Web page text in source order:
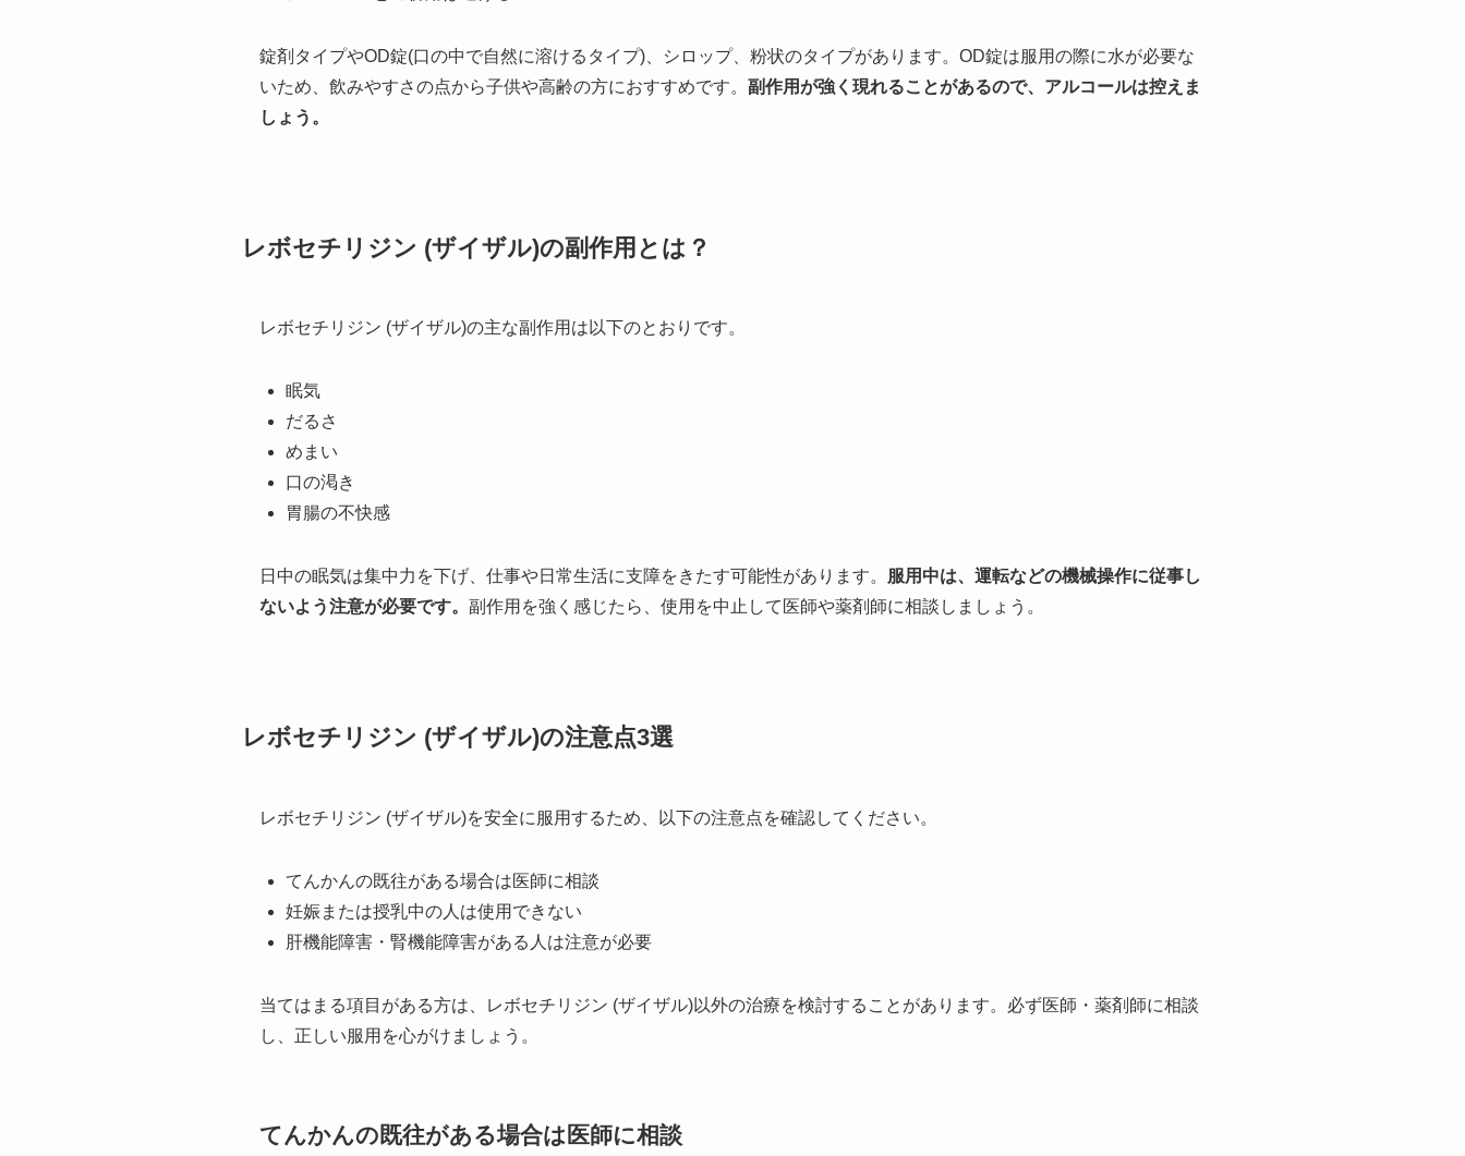
錠剤タイプやOD錠(口の中で自然に溶けるタイプ)、シロップ、粉状のタイプがあります。OD錠は服用の際に水が必要な
いため、飲みやすさの点から子供や高齢の方におすすめです。 副作用が強く現れることがあるので、アルコールは控えま
しょう。
レボセチリジン (ザイザル)の副作用とは？
レボセチリジン (ザイザル)の主な副作用は以下のとおりです。
眠気
だるさ
めまい
口の渇き
胃腸の不快感
日中の眠気は集中力を下げ、仕事や日常生活に支障をきたす可能性があります。 服用中は、運転などの機械操作に従事し
ないよう注意が必要です。 副作用を強く感じたら、使用を中止して医師や薬剤師に相談しましょう。
レボセチリジン (ザイザル)の注意点3選
レボセチリジン (ザイザル)を安全に服用するため、以下の注意点を確認してください。
てんかんの既往がある場合は医師に相談
妊娠または授乳中の人は使用できない
肝機能障害・腎機能障害がある人は注意が必要
当てはまる項目がある方は、レボセチリジン (ザイザル)以外の治療を検討することがあります。必ず医師・薬剤師に相談
し、正しい服用を心がけましょう。
てんかんの既往がある場合は医師に相談